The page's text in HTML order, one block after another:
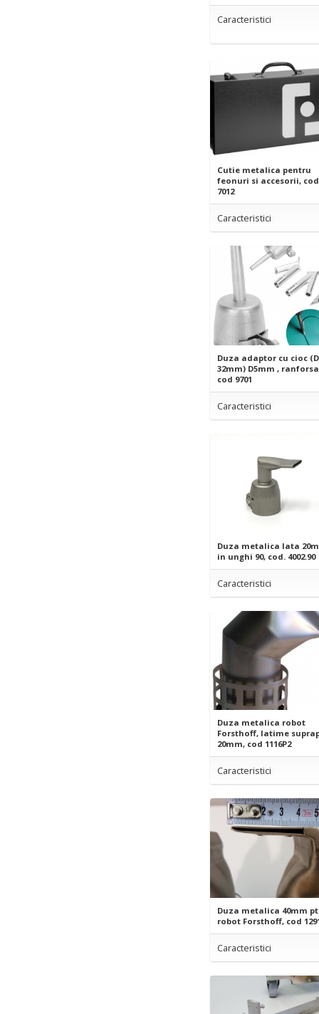
Caracteristici
Cutie metalica pentru
feonuri si accesorii,
7012
Caracteristici
Duza adaptor cu cioc (D
32mm) D5mm ,
cod 9701
Caracteristici
Duza metalica lata
in unghi 90, cod. 4002.90
Caracteristici
Duza metalica robot
Forsthoff, latime
20mm, cod 1116P2
Caracteristici
Duza metalica 40mm pt
robot Forsthoff, cod
Caracteristici